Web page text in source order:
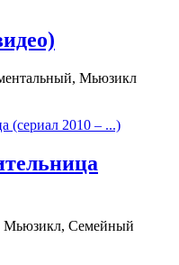
Мьюзикл
Семейный